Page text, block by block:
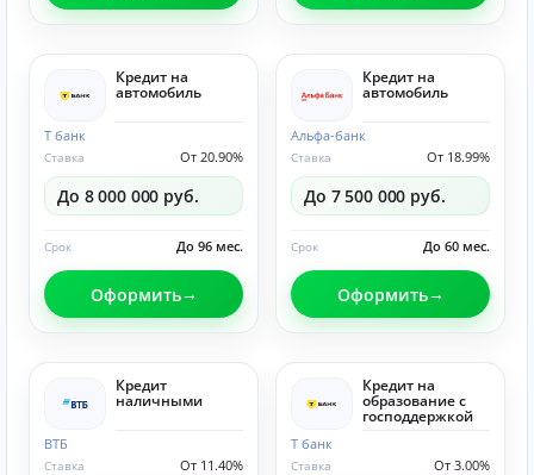
Кредит на
автомобиль
Т банк
От 20.90%
Ставка
До 8 000 000 руб.
До 96 мес.
Срок
Оформить
Кредит на
автомобиль
Альфа-банк
От 18.99%
Ставка
До 7 500 000 руб.
До 60 мес.
Срок
Оформить
Кредит
наличными
ВТБ
От 11.40%
Ставка
Кредит на
образование с
господдержкой
Т банк
От 3.00%
Ставка